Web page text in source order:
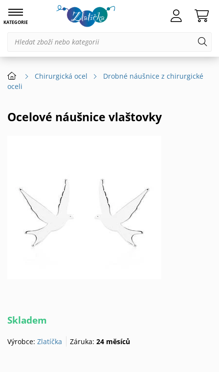
KATEGORIE
Chirurgická ocel
Drobné náušnice z chirurgické
oceli
Ocelové náušnice vlaštovky
Skladem
Výrobce: Zlatíčka Záruka:24 měsíců